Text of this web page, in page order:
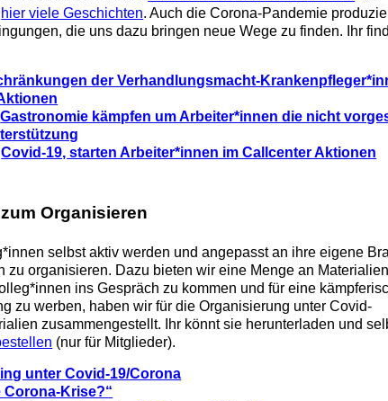
hier viele Geschichten. Auch die Corona-Pandemie
die uns dazu bringen neue Wege zu finden. Ihr
der Verhandlungsmacht-
Gastronomie kämpfen um Arbeiter*innen die nicht
Covid-19, starten Arbeiter*innen im Callcenter Aktionen
Organisieren
selbst aktiv werden und angepasst an ihre eigene
zu organisieren. Dazu bieten wir eine Menge an
ins Gespräch zu kommen und für eine
zu werben, haben wir für die Organisierung unter Covid-
zusammengestellt. Ihr könnt sie herunterladen und
(nur für Mitglieder).
unter Covid-19/Corona
Corona-Krise?“